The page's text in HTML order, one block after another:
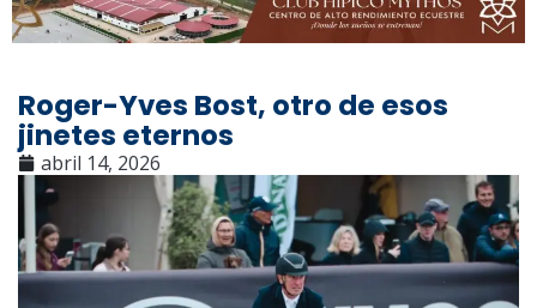
Roger-Yves Bost, otro de esos
jinetes eternos
abril 14, 2026